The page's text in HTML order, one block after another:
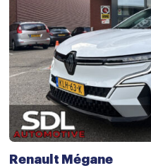
Keyless start
Lederen bekleding
Lederen stuurwiel
Lederen versnellingspook
Regensensor
Stoelverwarming
Stuurbekrachtiging
Renault Mégane